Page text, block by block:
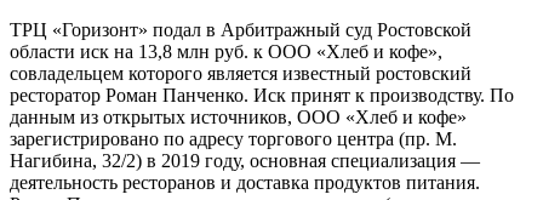
ТРЦ «Горизонт» подал в Арбитражный суд Ростовской
области иск на 13,8 млн руб. к ООО «Хлеб и кофе»,
совладельцем которого является известный ростовский
ресторатор Роман Панченко. Иск принят к производству. По
данным из открытых источников, ООО «Хлеб и кофе»
зарегистрировано по адресу торгового центра (пр. М.
Нагибина, 32/2) в 2019 году, основная специализация —
деятельность ресторанов и доставка продуктов питания.